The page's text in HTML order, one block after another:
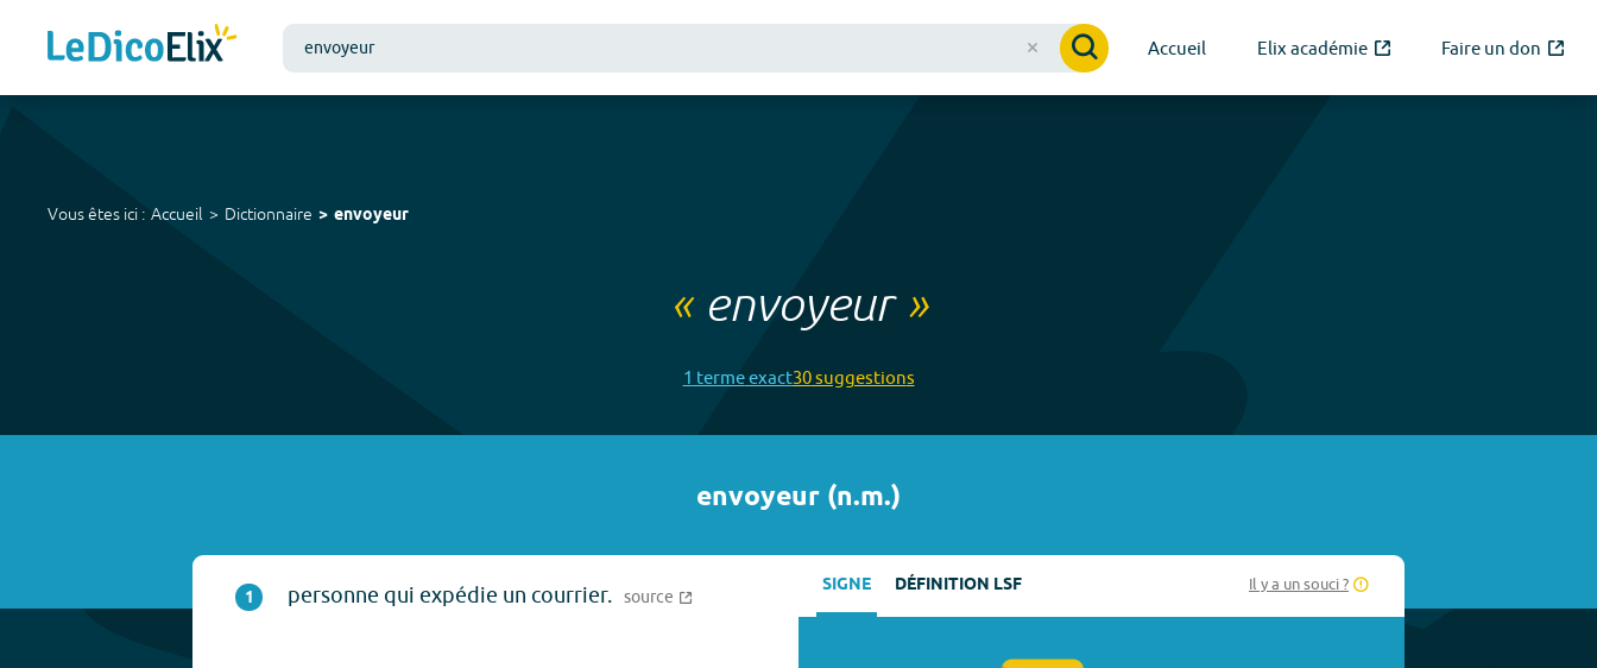
Accueil Elix académie Faire un don
Vous êtes ici : Accueil Dictionnaire envoyeur
« envoyeur»
1 termeexact30suggestions
envoyeur (n.m.)
1 personne qui expédie un courrier. source SIGNE DÉFINITION LSF Il y a un souci ?